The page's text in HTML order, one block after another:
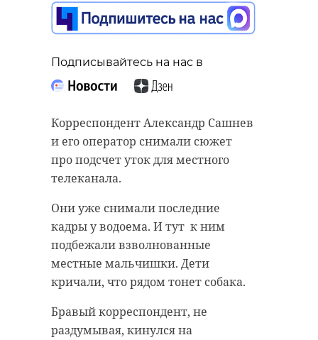
Подписывайтесь на нас в
Корреспондент Александр Сашнев
и его оператор снимали сюжет
про подсчет уток для местного
телеканала.
Они уже снимали последние
кадры у водоема. И тут к ним
подбежали взволнованные
местные мальчишки. Дети
кричали, что рядом тонет собака.
Бравый корреспондент, не
раздумывая, кинулся на